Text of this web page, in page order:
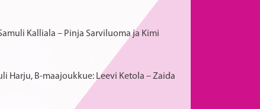
Kalliala – Pinja Sarviluoma ja Kimi
Harju, B-maajoukkue: Leevi Ketola – Zaida